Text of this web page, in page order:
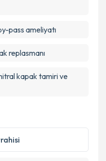
pass ameliyatı
replasmanı
kapak tamiri ve